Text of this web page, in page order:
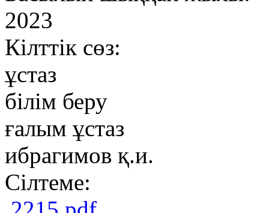
2023
Кілттік сөз:
ұстаз
білім беру
ғалым ұстаз
ибрагимов қ.и.
Сілтеме: